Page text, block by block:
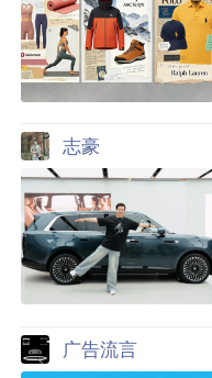
志豪
广告流言